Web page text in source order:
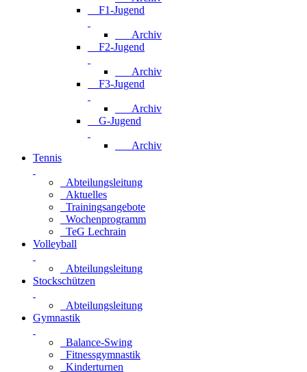
F1-Jugend
Archiv
F2-Jugend
Archiv
F3-Jugend
Archiv
G-Jugend
Archiv
Tennis
Abteilungsleitung
Aktuelles
Trainingsangebote
Wochenprogramm
TeG Lechrain
Volleyball
Abteilungsleitung
Stockschützen
Abteilungsleitung
Gymnastik
Balance-Swing
Fitnessgymnastik
Kinderturnen